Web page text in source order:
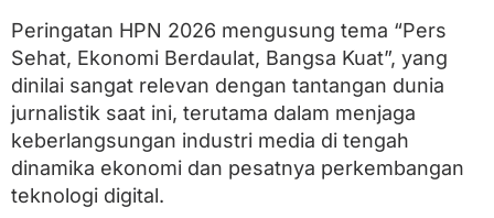
a
n
P
e
r
n
S
t
r
Peringatan HPN 2026 mengusung tema “Pers
Sehat, Ekonomi Berdaulat, Bangsa Kuat”, yang
dinilai sangat relevan dengan tantangan dunia
jurnalistik saat ini, terutama dalam menjaga
keberlangsungan industri media di tengah
dinamika ekonomi dan pesatnya perkembangan
teknologi digital.